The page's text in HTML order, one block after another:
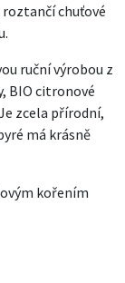
chuťové
ruční výrobou z
BIO citronové
zcela přírodní,
má krásně
kořením